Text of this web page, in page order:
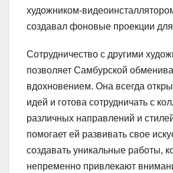
художником-
создавал фоновые проекции
Сотрудничество с другими
позволяет Самбурской
вдохновением. Она всегда
идей и готова сотрудничать с
различных направлений и
помогает ей развивать свое
создавать уникальные работы,
непременно привлекают